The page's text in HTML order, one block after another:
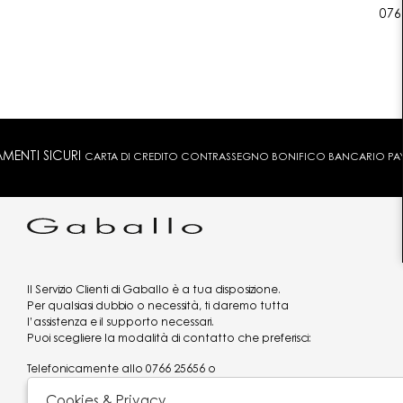
SICURI CARTA DI CREDITO CONTRASSEGNO BONIFICO BANCARIO
Il Servizio Clienti di Gaballo è a tua disposizione.
Per qualsiasi dubbio o necessità, ti daremo tutta
l’assistenza e il supporto necessari.
Puoi scegliere la modalità di contatto che preferisci:
Telefonicamente allo 0766 25656 o